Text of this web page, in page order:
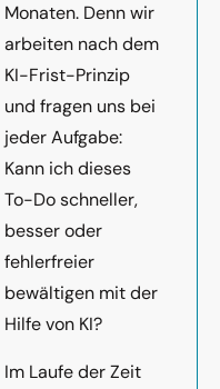
Monaten. Denn wir
arbeiten nach dem
KI-Frist-Prinzip
und fragen uns bei
jeder Aufgabe:
Kann ich dieses
To-Do schneller,
besser oder
fehlerfreier
bewältigen mit der
Hilfe von KI?
Im Laufe der Zeit